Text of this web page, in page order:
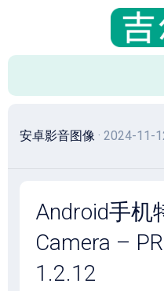
容
安卓影音图像 · 2024-11-
Android手机
Camera –
1.2.12